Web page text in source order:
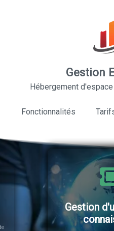
Gestion
Hébergement
Fonctionnalités
Gestion